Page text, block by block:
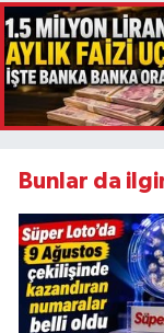
Bunlar da